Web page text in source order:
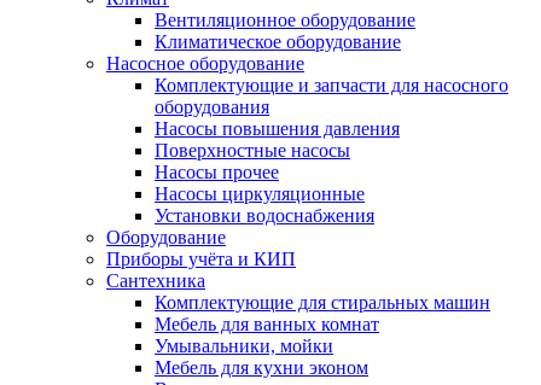
Вентиляционное оборудование
Климатическое оборудование
Насосное оборудование
Комплектующие и запчасти для насосного
оборудования
Насосы повышения давления
Поверхностные насосы
Насосы прочее
Насосы циркуляционные
Установки водоснабжения
Оборудование
Приборы учёта и КИП
Сантехника
Комплектующие для стиральных машин
Мебель для ванных комнат
Умывальники, мойки
Мебель для кухни эконом